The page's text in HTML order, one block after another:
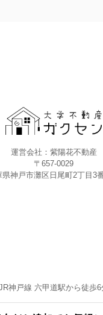
運営会社：紫陽花不動産
〒657-0029
県神戸市灘区日尾町2丁目3
神戸線 六甲道駅から徒歩6